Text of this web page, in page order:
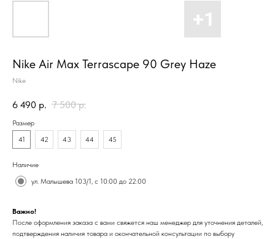
Nike Air Max Terrascape 90 Grey Haze
Nike
6 490 р. 7 500 р.
Размер
41
42 43 44 45
Наличие
ул. Малышева 103/1, с 10:00 до 22:00
Важно!
После оформления заказа с вами свяжется наш менеджер для уточнения деталей,
подтверждения наличия товара и окончательной консультации по выбору